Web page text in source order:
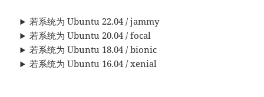
若系统为 Ubuntu 22.04 / jammy
若系统为 Ubuntu 20.04 / focal
若系统为 Ubuntu 18.04 / bionic
若系统为 Ubuntu 16.04 / xenial